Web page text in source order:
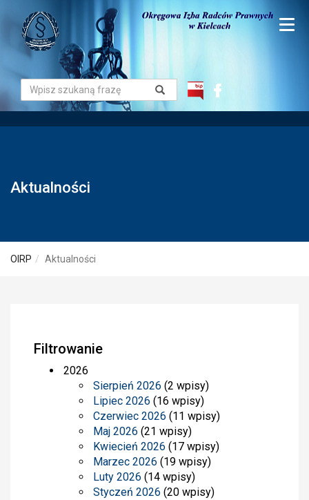
Aktualności
OIRP Aktualności
Filtrowanie
2026
Sierpień 2026 (2 wpisy)
Lipiec 2026 (16 wpisy)
Czerwiec 2026 (11 wpisy)
Maj 2026 (21 wpisy)
Kwiecień 2026 (17 wpisy)
Marzec 2026 (19 wpisy)
Luty 2026 (14 wpisy)
Styczeń 2026 (20 wpisy)